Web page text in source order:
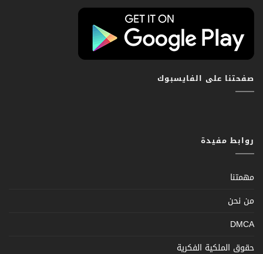
صفحتنا على الفايسبوك
روابط مفيدة
مهمتنا
من نحن
DMCA
حقوق الملكية الفكرية